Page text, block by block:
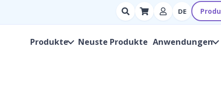
Suchen
nach
Hersteller,
DE
Produkte Neuste Produkte Anwendungen